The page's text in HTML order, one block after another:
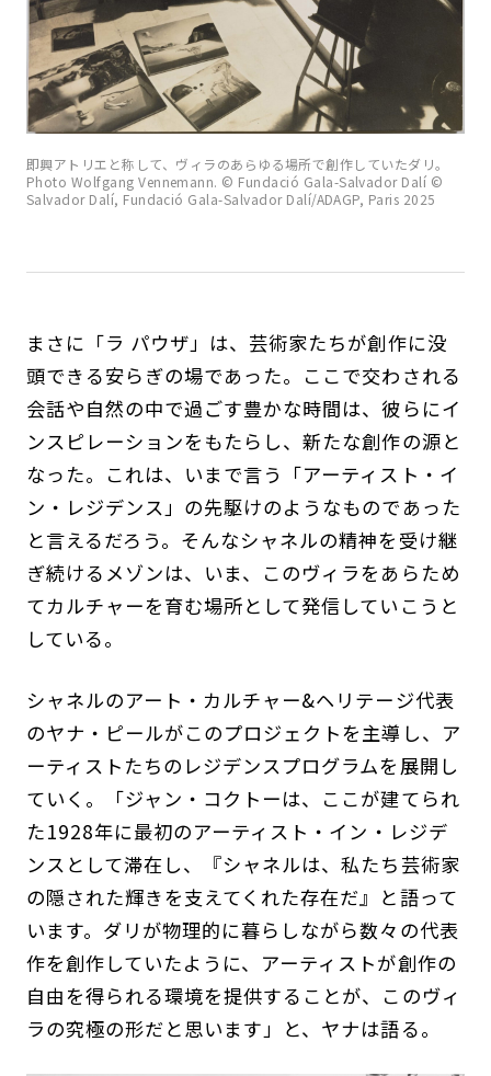
即興アトリエと称して、ヴィラのあらゆる場所で創作していたダリ。
Photo Wolfgang Vennemann. © Fundació Gala-Salvador Dalí ©
Salvador Dalí, Fundació Gala-Salvador Dalí/ADAGP, Paris 2025
まさに「ラ パウザ」は、芸術家たちが創作に没
頭できる安らぎの場であった。ここで交わされる
会話や自然の中で過ごす豊かな時間は、彼らにイ
ンスピレーションをもたらし、新たな創作の源と
なった。これは、いまで言う「アーティスト・イ
ン・レジデンス」の先駆けのようなものであった
と言えるだろう。そんなシャネルの精神を受け継
ぎ続けるメゾンは、いま、このヴィラをあらため
てカルチャーを育む場所として発信していこうと
している。
シャネルのアート・カルチャー&ヘリテージ代表
のヤナ・ピールがこのプロジェクトを主導し、ア
ーティストたちのレジデンスプログラムを展開し
ていく。「ジャン・コクトーは、ここが建てられ
た1928年に最初のアーティスト・イン・レジデ
ンスとして滞在し、『シャネルは、私たち芸術家
の隠された輝きを支えてくれた存在だ』と語って
います。ダリが物理的に暮らしながら数々の代表
作を創作していたように、アーティストが創作の
自由を得られる環境を提供することが、このヴィ
ラの究極の形だと思います」と、ヤナは語る。